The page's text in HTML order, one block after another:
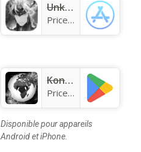
Unknown app
Price:Free
KongoLisolo
Price:Free
Disponible pour appareils
Android et iPhone.